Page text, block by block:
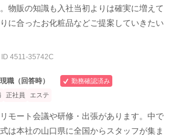
物販の知識も入社当初よりは確実に増えて
に合ったお化粧品などご提案していきたい
4511-35742C
職（回答時）
勤務確認済み
正社員 エステ
モート会議や研修・出張があります。中で
は本社の山口県に全国からスタッフが集ま